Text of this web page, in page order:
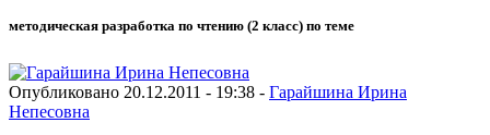
методическая разработка по чтению (2 класс) по теме
Опубликовано 20.12.2011 - 19:38 - Гарайшина Ирина
Непесовна